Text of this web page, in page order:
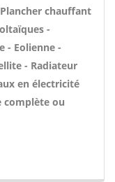
chauffant
-
- Eolienne -
- Radiateur
en électricité
complète ou